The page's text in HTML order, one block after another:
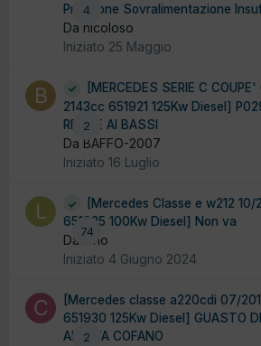
4
Pressione Sovralimentazione
Da nicoloso
Iniziato 25 Maggio
2
[MERCEDES SERIE C
2143cc 651921 125Kw Diesel]
RENDE AI BASSI
Da BAFFO-2007
Iniziato 16 Luglio
74
[Mercedes Classe e w212 10/
651925 100Kw Diesel] Non va
Da lario
Iniziato 4 Giugno 2024
2
[Mercedes classe a220cdi 07/
651930 125Kw Diesel] GUASTO
ALZATA COFANO